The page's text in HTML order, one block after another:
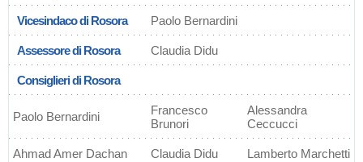
Vicesindaco di Rosora Paolo Bernardini
Assessore di Rosora Claudia Didu
Consiglieri di Rosora
Paolo Bernardini
Francesco
Brunori
Alessandra
Ceccucci
Ahmad Amer Dachan Claudia Didu Lamberto Marchetti